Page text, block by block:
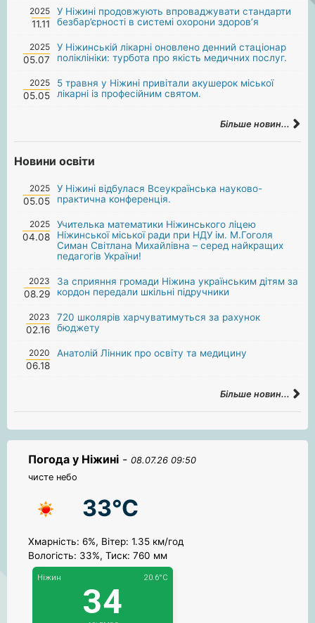
2025
11.11
У Ніжині продовжують впроваджувати стандарти
безбар’єрності в системі охорони здоров’я
2025
05.07
У Ніжинській лікарні оновлено денний стаціонар
поліклініки: турбота про якість медичних послуг.
2025
05.05
5 травня у Ніжині привітали акушерок міської
лікарні із професійним святом.
Більше новин...
Новини освіти
2025
05.05
У Ніжині відбулася Всеукраїнська науково-
практична конференція.
2025
04.08
Учителька математики Ніжинського ліцею
Ніжинської міської ради при НДУ ім. М.Гоголя
Симан Світлана Михайлівна – серед найкращих
педагогів України!
2023
08.29
За сприяння громади Ніжина українським дітям за
кордон передали шкільні підручники
2023
02.16
720 школярів харчуватимуться за рахунок
бюджету
2020
06.18
Анатолій Лінник про освіту та медицину
Більше новин...
Погода у Ніжині - 08.07.26 09:50
чисте небо
33°C
Хмарність: 6%, Вітер: 1.35 км/год
Вологість: 33%, Тиск: 760 мм